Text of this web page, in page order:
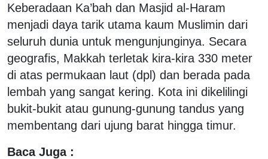
Keberadaan Ka’bah dan Masjid al-Haram
menjadi daya tarik utama kaum Muslimin dari
seluruh dunia untuk mengunjunginya. Secara
geografis, Makkah terletak kira-kira 330 meter
di atas permukaan laut (dpl) dan berada pada
lembah yang sangat kering. Kota ini dikelilingi
bukit-bukit atau gunung-gunung tandus yang
membentang dari ujung barat hingga timur.
Baca Juga :